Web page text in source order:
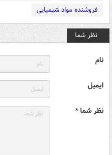
فروشنده مواد شیمیایی
نظر شما
نام
ایمیل
نظر شما *